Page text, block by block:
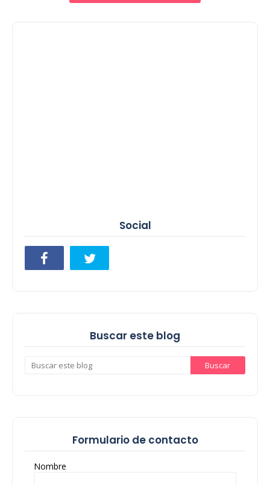
Social
Buscar este blog
Formulario de contacto
Nombre